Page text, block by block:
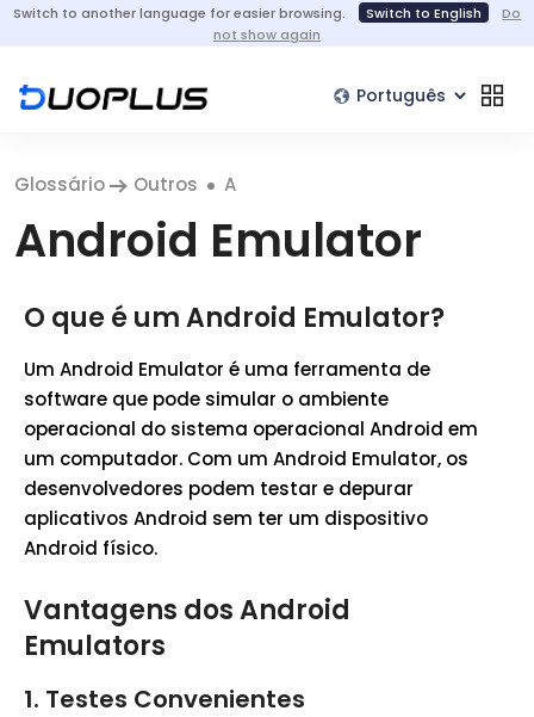
Switch to another language for easier browsing. Switch to English
Do
not show again
Glossário Outros A
Android Emulator
O que é um Android Emulator?
Um Android Emulator é uma ferramenta de
software que pode simular o ambiente
operacional do sistema operacional Android em
um computador. Com um Android Emulator, os
desenvolvedores podem testar e depurar
aplicativos Android sem ter um dispositivo
Android físico.
Vantagens dos Android
Emulators
1. Testes Convenientes